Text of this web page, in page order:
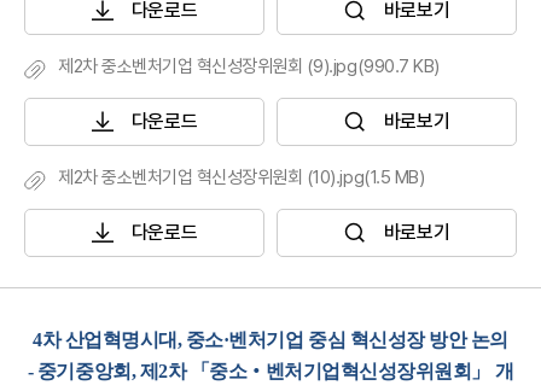
다운로드 바로보기
제2차 중소벤처기업 혁신성장위원회 (9).jpg(990.7 KB)
다운로드 바로보기
제2차 중소벤처기업 혁신성장위원회 (10).jpg(1.5 MB)
다운로드 바로보기
4차 산업혁명시대, 중소·벤처기업 중심 혁신성장 방안 논의
- 중기중앙회, 제2차 「중소‧벤처기업혁신성장위원회」 개